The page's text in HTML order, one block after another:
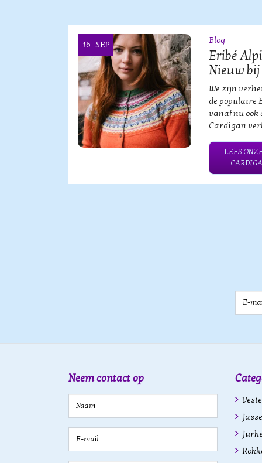
16 SEP Blog
Eribé
Nieuw bij
We zijn
de populaire
vanaf nu ook
Cardigan
LEES
E-mail
Neem contact op